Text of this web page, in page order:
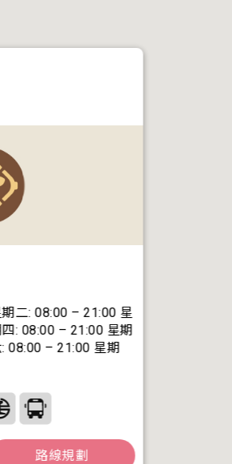
二: 08:00 – 21:00 星
: 08:00 – 21:00 星期
08:00 – 21:00 星期
路線規劃